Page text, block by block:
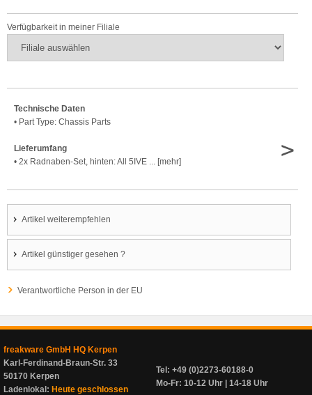
Verfügbarkeit in meiner Filiale
Technische Daten
• Part Type: Chassis Parts
Lieferumfang
• 2x Radnaben-Set, hinten: All 5IVE ... [mehr]
>
Artikel weiterempfehlen
Artikel günstiger gesehen ?
Verantwortliche Person in der EU
freakware GmbH HQ Kerpen
Karl-Ferdinand-Braun-Str. 33
50170 Kerpen
Ladenlokal: Heute geschlossen
Tel: +49 (0)2273-60188-0
Mo-Fr: 10-12 Uhr | 14-18 Uhr